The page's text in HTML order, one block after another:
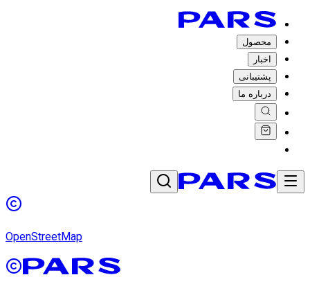
محصول
اخبار
پشتیبانی
درباره ما
OpenStreetMap